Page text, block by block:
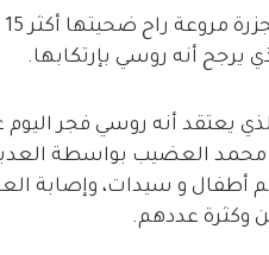
يرجح أنه روسي بإرتكابها.
يعتقد أنه روسي فجر اليوم
العضيب بواسطة العديد
15 شخص، بينهم أطفال و سيدات،
وكثرة عددهم.